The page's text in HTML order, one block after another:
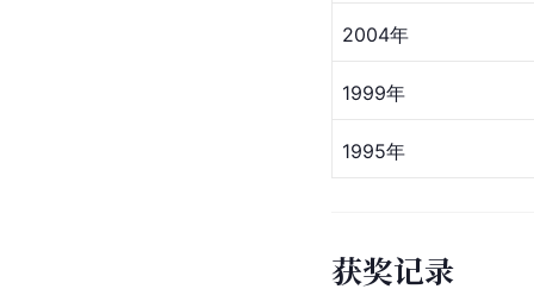
2004年
1999年
1995年
获奖记录